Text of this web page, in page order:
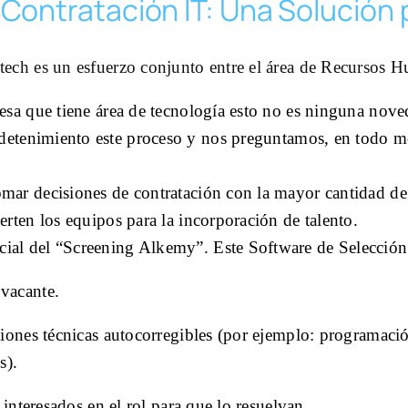
IT: Una Solución
es un esfuerzo conjunto entre el área de Recursos
que tiene área de tecnología esto no es ninguna
este proceso y nos preguntamos, en todo
decisiones de contratación con la mayor cantidad
los equipos para la incorporación de talento.
del “Screening Alkemy”. Este Software de
técnicas autocorregibles (por ejemplo: